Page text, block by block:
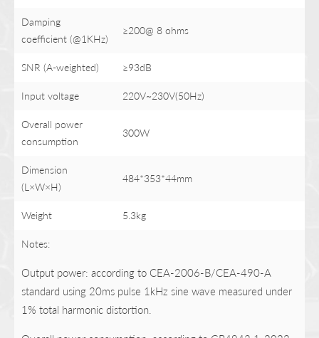
Damping
coefficient (@1KHz)
≥200@ 8 ohms
SNR (A-weighted) ≥93dB
Input voltage 220V~230V(50Hz)
Overall power
consumption
300W
Dimension
(L×W×H)
484*353*44mm
Weight 5.3kg
Notes:
Output power: according to CEA-2006-B/CEA-490-A
standard using 20ms pulse 1kHz sine wave measured under
1% total harmonic distortion.